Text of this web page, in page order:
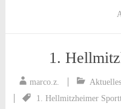
1.
marco.z.
1. Hellmitzheimer